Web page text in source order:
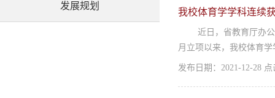
发展规划
我校体育学学科连续
近日，省教育厅办公室
月立项以来，我校体育
发布日期：2021-12-28